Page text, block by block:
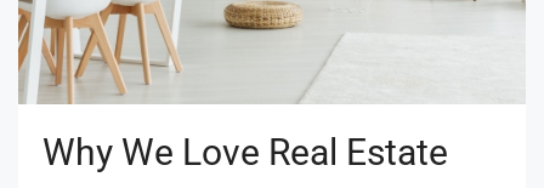
Why We Love Real Estate